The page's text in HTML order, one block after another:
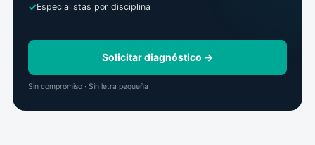
Especialistas por disciplina
Solicitar diagnóstico →
Sin compromiso · Sin letra pequeña